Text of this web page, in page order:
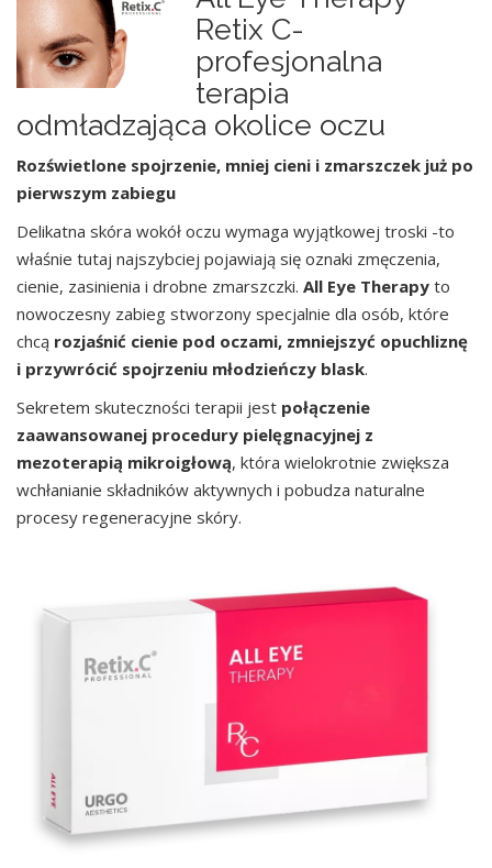
Retix C-
profesjonalna
terapia
odmładzająca okolice oczu
Rozświetlone spojrzenie, mniej cieni i zmarszczek już po
pierwszym zabiegu
Delikatna skóra wokół oczu wymaga wyjątkowej troski -to
właśnie tutaj najszybciej pojawiają się oznaki zmęczenia,
cienie, zasinienia i drobne zmarszczki. All Eye Therapy to
nowoczesny zabieg stworzony specjalnie dla osób, które
chcą rozjaśnić cienie pod oczami, zmniejszyć opuchliznę
i przywrócić spojrzeniu młodzieńczy blask.
Sekretem skuteczności terapii jest połączenie
zaawansowanej procedury pielęgnacyjnej z
mezoterapią mikroigłową, która wielokrotnie zwiększa
wchłanianie składników aktywnych i pobudza naturalne
procesy regeneracyjne skóry.